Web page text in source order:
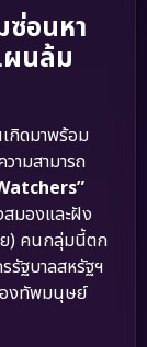
ซ่อนหา
นล้ม
กิดมาพร้อม
ามสามารถ
มองและฝัง
) คนกลุ่มนี้ตก
รัฐบาลสหรัฐฯ
องทัพมนุษย์